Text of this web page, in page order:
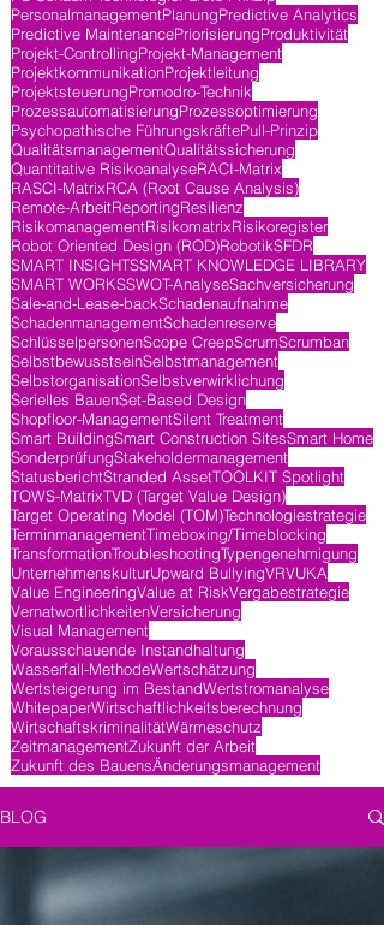
PersonalmanagementPlanungPredictive Analytics
Predictive MaintenancePriorisierungProduktivität
Projekt-ControllingProjekt-Management
ProjektkommunikationProjektleitung
ProjektsteuerungPromodro-Technik
ProzessautomatisierungProzessoptimierung
Psychopathische FührungskräftePull-Prinzip
QualitätsmanagementQualitätssicherung
Quantitative RisikoanalyseRACI-Matrix
RASCI-MatrixRCA (Root Cause Analysis)
Remote-ArbeitReportingResilienz
RisikomanagementRisikomatrixRisikoregister
Robot Oriented Design (ROD)RobotikSFDR
SMART INSIGHTSSMART KNOWLEDGE LIBRARY
SMART WORKSSWOT-AnalyseSachversicherung
Sale-and-Lease-backSchadenaufnahme
SchadenmanagementSchadenreserve
SchlüsselpersonenScope CreepScrumScrumban
SelbstbewusstseinSelbstmanagement
SelbstorganisationSelbstverwirklichung
Serielles BauenSet-Based Design
Shopfloor-ManagementSilent Treatment
Smart BuildingSmart Construction SitesSmart Home
SonderprüfungStakeholdermanagement
StatusberichtStranded AssetTOOLKIT Spotlight
TOWS-MatrixTVD (Target Value Design)
Target Operating Model (TOM)Technologiestrategie
TerminmanagementTimeboxing/Timeblocking
TransformationTroubleshootingTypengenehmigung
UnternehmenskulturUpward BullyingVRVUKA
Value EngineeringValue at RiskVergabestrategie
VernatwortlichkeitenVersicherung
Visual Management
Vorausschauende Instandhaltung
Wasserfall-MethodeWertschätzung
Wertsteigerung im BestandWertstromanalyse
WhitepaperWirtschaftlichkeitsberechnung
WirtschaftskriminalitätWärmeschutz
ZeitmanagementZukunft der Arbeit
Zukunft des BauensÄnderungsmanagement
BLOG